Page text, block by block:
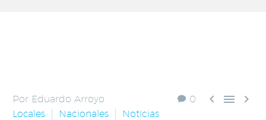
0   
Por Eduardo Arroyo
Locales
Nacionales
Noticias